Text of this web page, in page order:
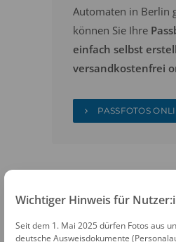
Automaten in Berlin
können Sie Ihre
einfach selbst
versandkostenfrei
PASSFOTOS
FOTOAUTOMATEN
Wichtiger Hinweis für
Seit dem 1. Mai 2025 dürfen Fotos aus
deutsche Ausweisdokumente